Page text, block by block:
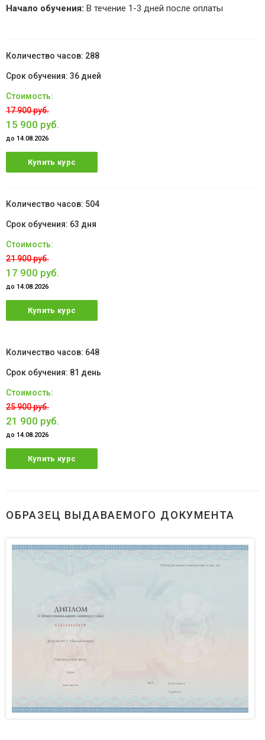
Начало обучения: В течение 1-3 дней после оплаты
288
36 дней
17 900 руб.
15 900 руб.
до 14.08.2026
Купить курс
504
63 дня
21 900 руб.
17 900 руб.
до 14.08.2026
Купить курс
648
81 день
25 900 руб.
21 900 руб.
до 14.08.2026
Купить курс
ОБРАЗЕЦ ВЫДАВАЕМОГО ДОКУМЕНТА